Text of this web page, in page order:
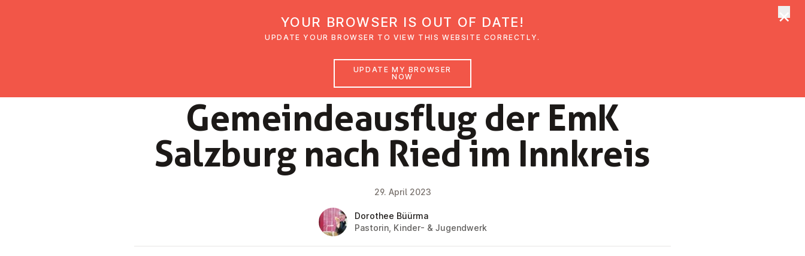
Gemeinden Glaubensimpulse News Veranstaltungen
Ge­mein­deau­s­flug der EmK
Salzburg nach Ried im Innkreis
NEWS
29. April 2023
Dorothee Büürma
Pastorin, Kinder- & Jugendwerk
YOUR BROWSER IS OUT OF DATE!
UPDATE YOUR BROWSER TO VIEW THIS WEBSITE CORRECTLY.
UPDATE MY BROWSER
NOW
×